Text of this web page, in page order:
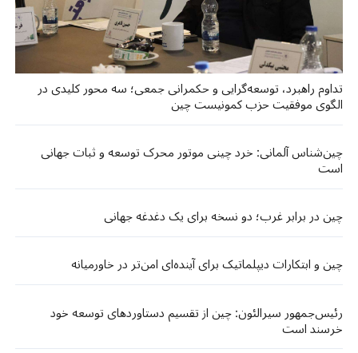
تداوم راهبرد، توسعه‌گرایی و حکمرانی جمعی؛ سه محور کلیدی در
الگوی موفقیت حزب کمونیست چین
چین‌شناس آلمانی: خرد چینی موتور محرک توسعه و ثبات جهانی
است
چین در برابر غرب؛ دو نسخه برای یک دغدغه جهانی
چین و ابتکارات دیپلماتیک برای آینده‌ای امن‌تر در خاورمیانه
رئیس‌جمهور سیرالئون: چین از تقسیم دستاوردهای توسعه خود
خرسند است